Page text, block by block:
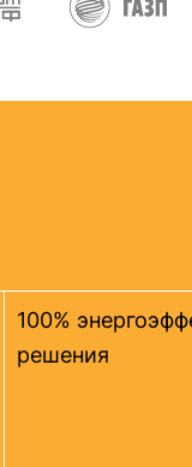
100%
решения